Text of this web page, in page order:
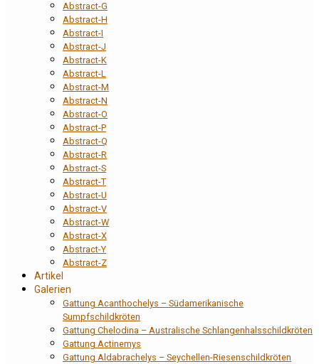
Abstract-G
Abstract-H
Abstract-I
Abstract-J
Abstract-K
Abstract-L
Abstract-M
Abstract-N
Abstract-O
Abstract-P
Abstract-Q
Abstract-R
Abstract-S
Abstract-T
Abstract-U
Abstract-V
Abstract-W
Abstract-X
Abstract-Y
Abstract-Z
Artikel
Galerien
Gattung Acanthochelys – Südamerikanische
Sumpfschildkröten
Gattung Chelodina – Australische Schlangenhalsschildkröten
Gattung Actinemys
Gattung Aldabrachelys – Seychellen-Riesenschildkröten